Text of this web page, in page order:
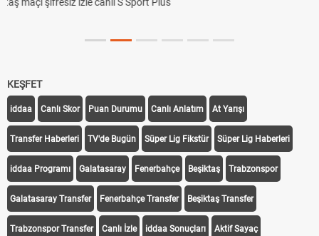
Transfer Haberleri TV'de Bugün Süper Lig Fikstür Süper Lig Haberleri
iddaa Programı Galatasaray Fenerbahçe Beşiktaş Trabzonspor
Galatasaray Transfer Fenerbahçe Transfer Beşiktaş Transfer
Trabzonspor Transfer Canlı İzle iddaa Sonuçları Aktif Sayaç
Takip Et